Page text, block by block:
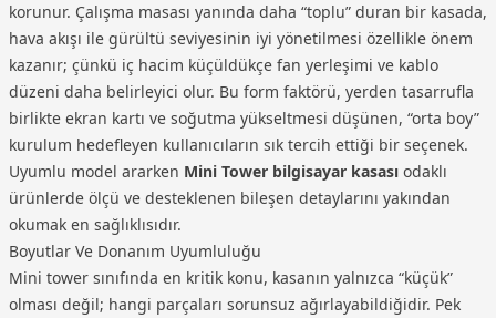
korunur. Çalışma masası yanında daha “toplu” duran bir kasada,
hava akışı ile gürültü seviyesinin iyi yönetilmesi özellikle önem
kazanır; çünkü iç hacim küçüldükçe fan yerleşimi ve kablo
düzeni daha belirleyici olur. Bu form faktörü, yerden tasarrufla
birlikte ekran kartı ve soğutma yükseltmesi düşünen, “orta boy”
kurulum hedefleyen kullanıcıların sık tercih ettiği bir seçenek.
Uyumlu model ararken Mini Tower bilgisayar kasası odaklı
ürünlerde ölçü ve desteklenen bileşen detaylarını yakından
okumak en sağlıklısıdır.
Boyutlar Ve Donanım Uyumluluğu
Mini tower sınıfında en kritik konu, kasanın yalnızca “küçük”
olması değil; hangi parçaları sorunsuz ağırlayabildiğidir. Pek